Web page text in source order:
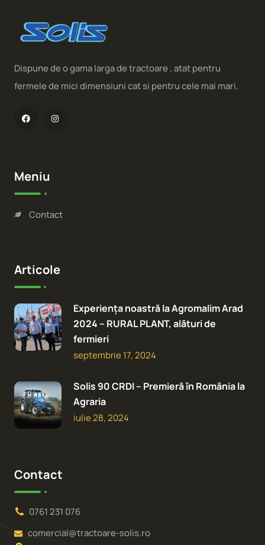
Dispune de o gama larga de tractoare , atat pentru
fermele de mici dimensiuni cat si pentru cele mai mari.
Meniu
Contact
Articole
Experiența noastră la Agromalim Arad
2024 – RURAL PLANT, alături de
fermieri
septembrie 17, 2024
Solis 90 CRDI – Premieră în România la
Agraria
iulie 28, 2024
Contact
0761 231 076
comercial@tractoare-solis.ro